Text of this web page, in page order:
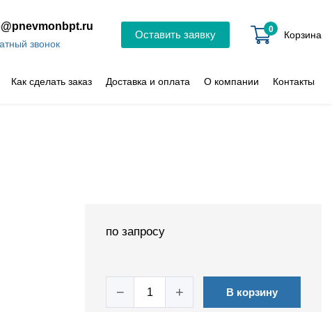
звонок
Оставить заявку 0 Корзина
Как сделать заказ Доставка и оплата О компании Контакты
по запросу
− + В корзину